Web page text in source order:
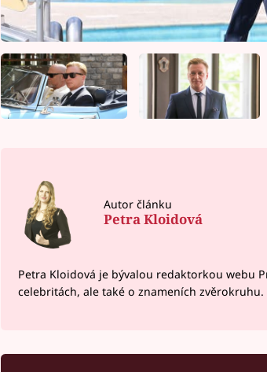
Autor článku
Petra Kloidová
Petra Kloidová je bývalou redaktorkou webu
celebritách, ale také o znameních zvěrokruhu.